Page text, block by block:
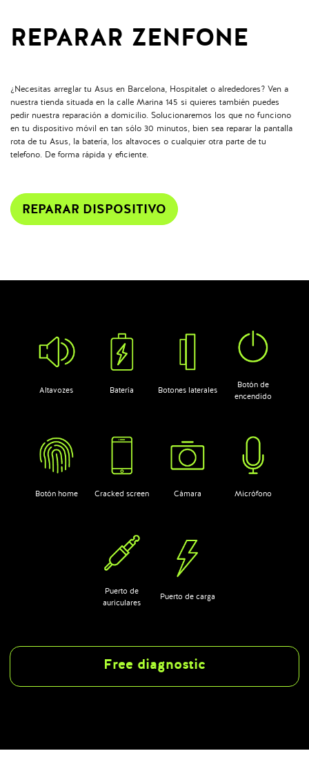
REPARAR ZENFONE
¿Necesitas arreglar tu Asus en Barcelona, Hospitalet o alrededores? Ven a
nuestra tienda situada en la calle Marina 145 si quieres también puedes
pedir nuestra reparación a domicilio. Solucionaremos los que no funciono
en tu dispositivo móvil en tan sólo 30 minutos, bien sea reparar la pantalla
rota de tu Asus, la batería, los altavoces o cualquier otra parte de tu
telefono. De forma rápida y eficiente.
REPARAR DISPOSITIVO
Altavozes Batería Botones laterales
Botón de
encendido
Botón home Cracked screen Cámara Micrófono
Puerto de
auriculares
Puerto de carga
Free diagnostic